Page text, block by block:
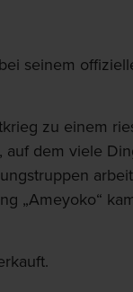
seinem
zu einem
auf dem viele
„Ameyoko“